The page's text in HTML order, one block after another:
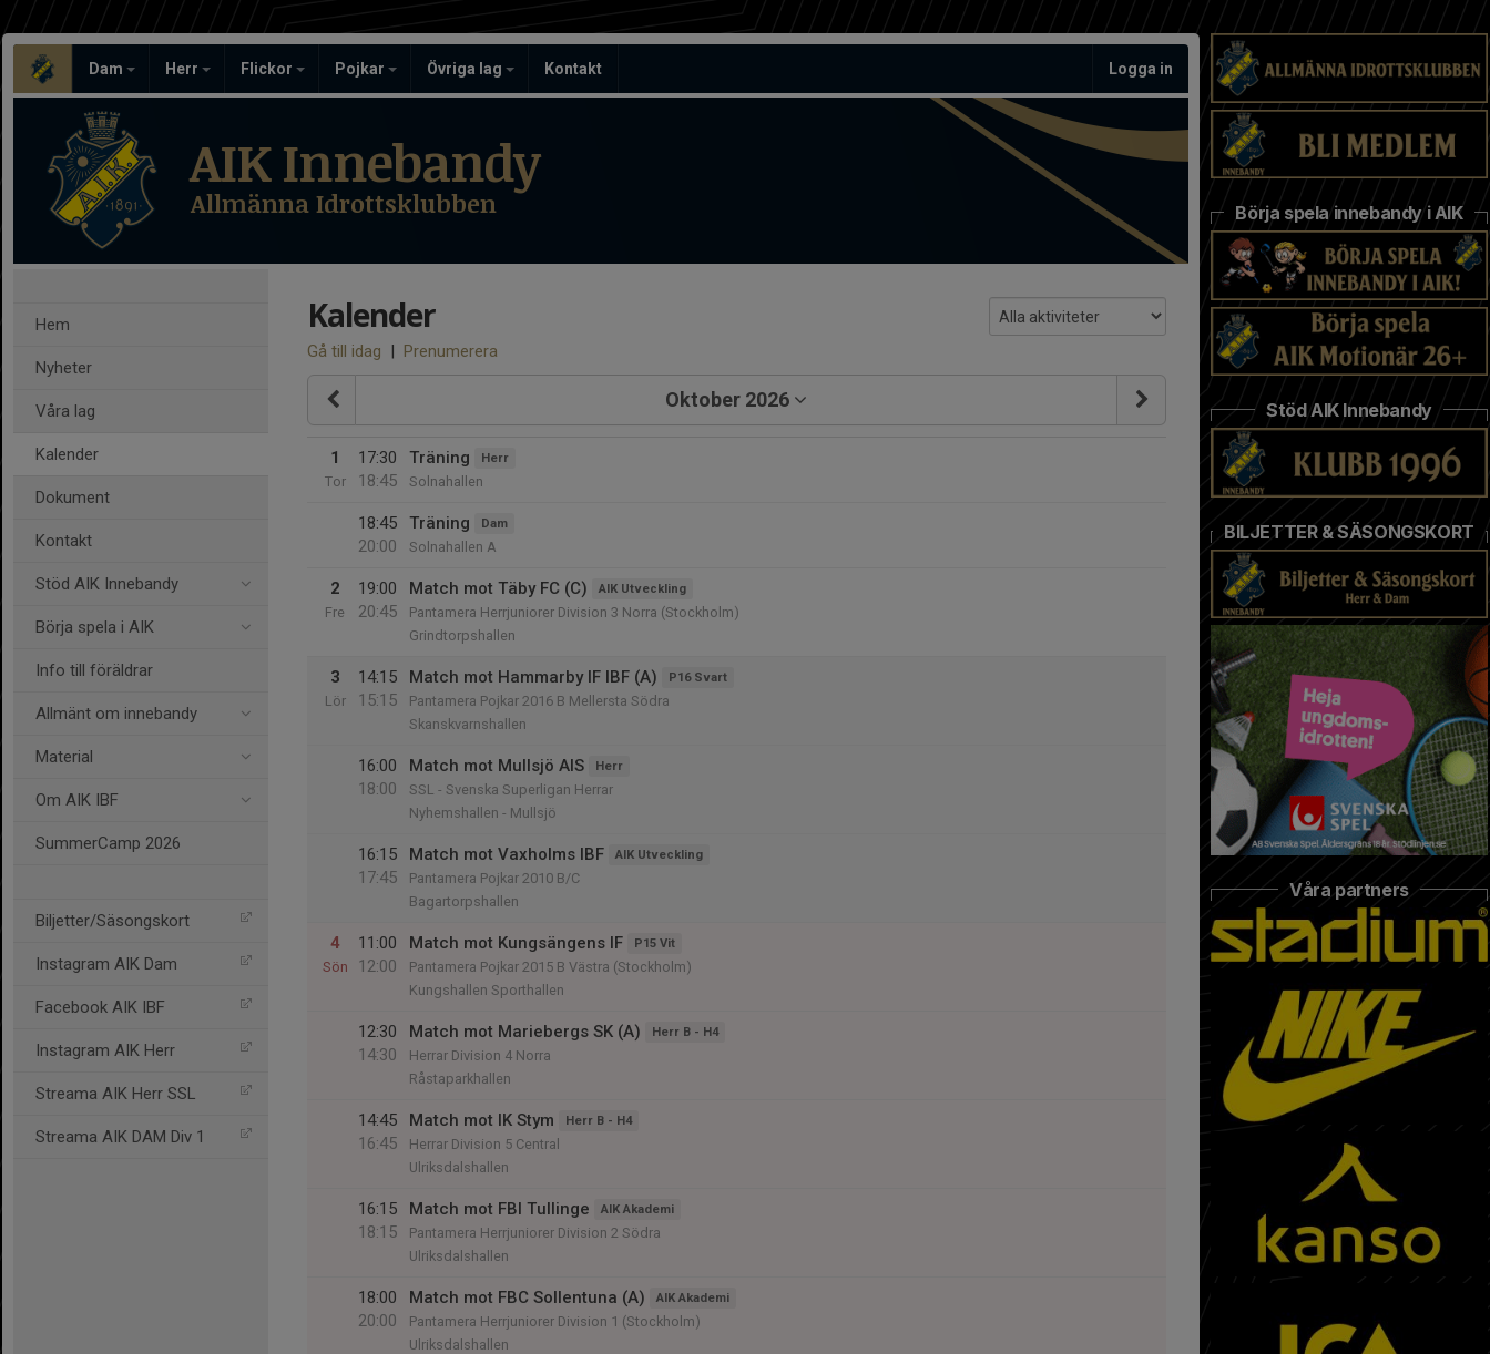
Dam Herr Flickor Pojkar Övriga lag Kontakt Logga in
AIK Innebandy
Allmänna Idrottsklubben
Hem
Nyheter
Våra lag
Kalender
Dokument
Kontakt
Stöd AIK Innebandy
Börja spela i AIK
Info till föräldrar
Allmänt om innebandy
Material
Om AIK IBF
SummerCamp 2026
Biljetter/Säsongskort
Instagram AIK Dam
Facebook AIK IBF
Instagram AIK Herr
Streama AIK Herr SSL
Streama AIK DAM Div 1
Kalender
Gå till idag | Prenumerera
Oktober 2026
1
Tor
17:30
18:45
Träning Herr
Solnahallen
18:45
20:00
Träning Dam
Solnahallen A
2
Fre
19:00
20:45
Match mot Täby FC (C) AIK Utveckling
Pantamera Herrjuniorer Division 3 Norra (Stockholm)
Grindtorpshallen
3
Lör
14:15
15:15
Match mot Hammarby IF IBF (A) P16 Svart
Pantamera Pojkar 2016 B Mellersta Södra
Skanskvarnshallen
16:00
18:00
Match mot Mullsjö AIS Herr
SSL - Svenska Superligan Herrar
Nyhemshallen - Mullsjö
16:15
17:45
Match mot Vaxholms IBF AIK Utveckling
Pantamera Pojkar 2010 B/C
Bagartorpshallen
4
Sön
11:00
12:00
Match mot Kungsängens IF P15 Vit
Pantamera Pojkar 2015 B Västra (Stockholm)
Kungshallen Sporthallen
12:30
14:30
Match mot Mariebergs SK (A) Herr B - H4
Herrar Division 4 Norra
Råstaparkhallen
14:45
16:45
Match mot IK Stym Herr B - H4
Herrar Division 5 Central
Ulriksdalshallen
16:15
18:15
Match mot FBI Tullinge AIK Akademi
Pantamera Herrjuniorer Division 2 Södra
Ulriksdalshallen
18:00
20:00
Match mot FBC Sollentuna (A) AIK Akademi
Pantamera Herrjuniorer Division 1 (Stockholm)
Ulriksdalshallen
Börja spela innebandy i AIK
Stöd AIK Innebandy
BILJETTER & SÄSONGSKORT
Våra partners